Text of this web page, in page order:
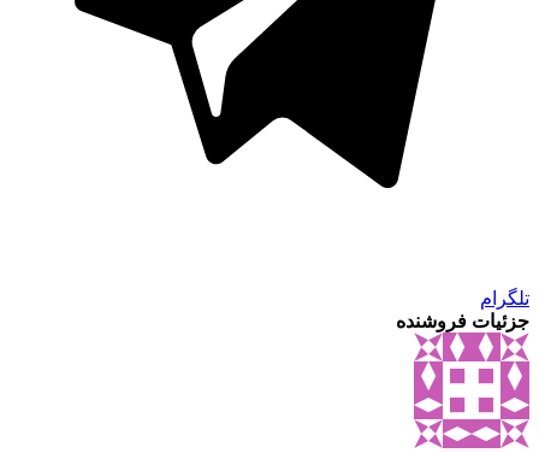
تلگرام
جزئیات فروشنده